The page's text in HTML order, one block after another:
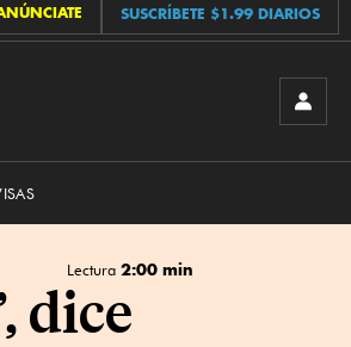
SUSCRÍBETE $1.99 DIARIOS
Lectura 2:00 min
dice